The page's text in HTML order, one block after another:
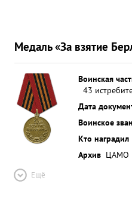
Медаль «За взятие
Воинская
43
Дата
Воинское
Кто наградил
Архив ЦАМО
Ещё